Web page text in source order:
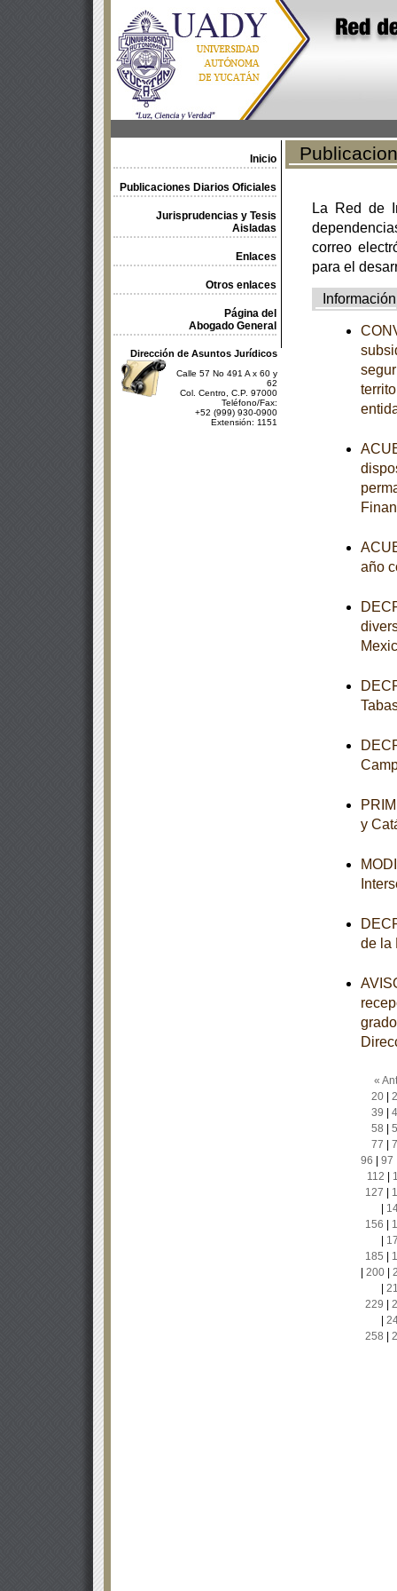
Inicio
Publicaciones Diarios Oficiales
Jurisprudencias y Tesis
Aisladas
Enlaces
Otros enlaces
Página del
Abogado General
Dirección de Asuntos Jurídicos
Calle 57 No 491 A x 60 y
62
Col. Centro, C.P. 97000
Teléfono/Fax:
+52 (999) 930-0900
Extensión: 1151
La Red de
correo
para el
Información
año
y
de la
«
20|
39
58
77
96
97
112
127
156
185
200|
229
258